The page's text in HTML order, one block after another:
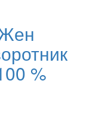
%